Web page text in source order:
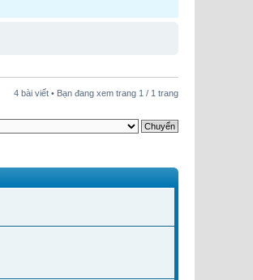
4 bài viết • Bạn đang xem trang 1 / 1 trang